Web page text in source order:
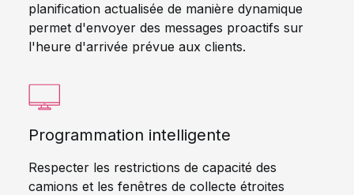
planification actualisée de manière dynamique
permet d'envoyer des messages proactifs sur
l'heure d'arrivée prévue aux clients.
Programmation intelligente
Respecter les restrictions de capacité des
camions et les fenêtres de collecte étroites